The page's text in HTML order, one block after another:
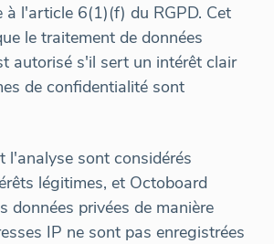
à l'article 6(1)(f) du RGPD. Cet
le traitement de données
autorisé s'il sert un intérêt clair
de confidentialité sont
l'analyse sont considérés
légitimes, et Octoboard
données privées de manière
IP ne sont pas enregistrées